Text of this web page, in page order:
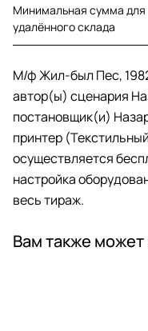
Минимальная сумма для
удалённого склада
М/ф Жил-был Пес,
автор(ы) сценария
постановщик(и)
принтер
осуществляется
настройка
весь тираж.
Вам также может